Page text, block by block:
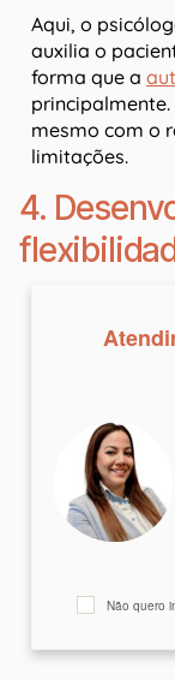
Aqui, o
auxilia o
forma que a
mesmo com o
limitações.
4.
Não quero